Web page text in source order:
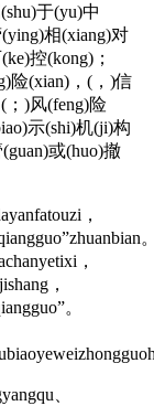
于(yu)中
相(xiang)对
控(kong)；
险(xian)，(，)信
；)风(feng)险
示(shi)机(ji)构
或(huo)撤
，
，
，
。
、